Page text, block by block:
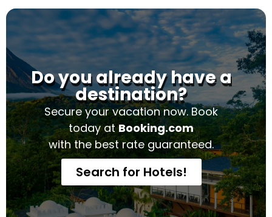
Do you already have a
destination?
Secure your vacation now. Book
today atBooking.com
with the best rate guaranteed.
Search for Hotels!